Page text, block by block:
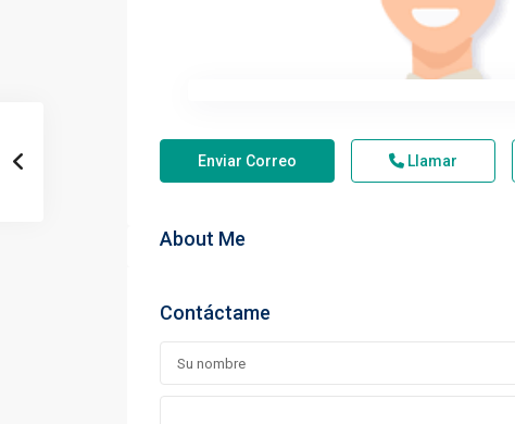
Enviar Correo Llamar
About Me
Contáctame